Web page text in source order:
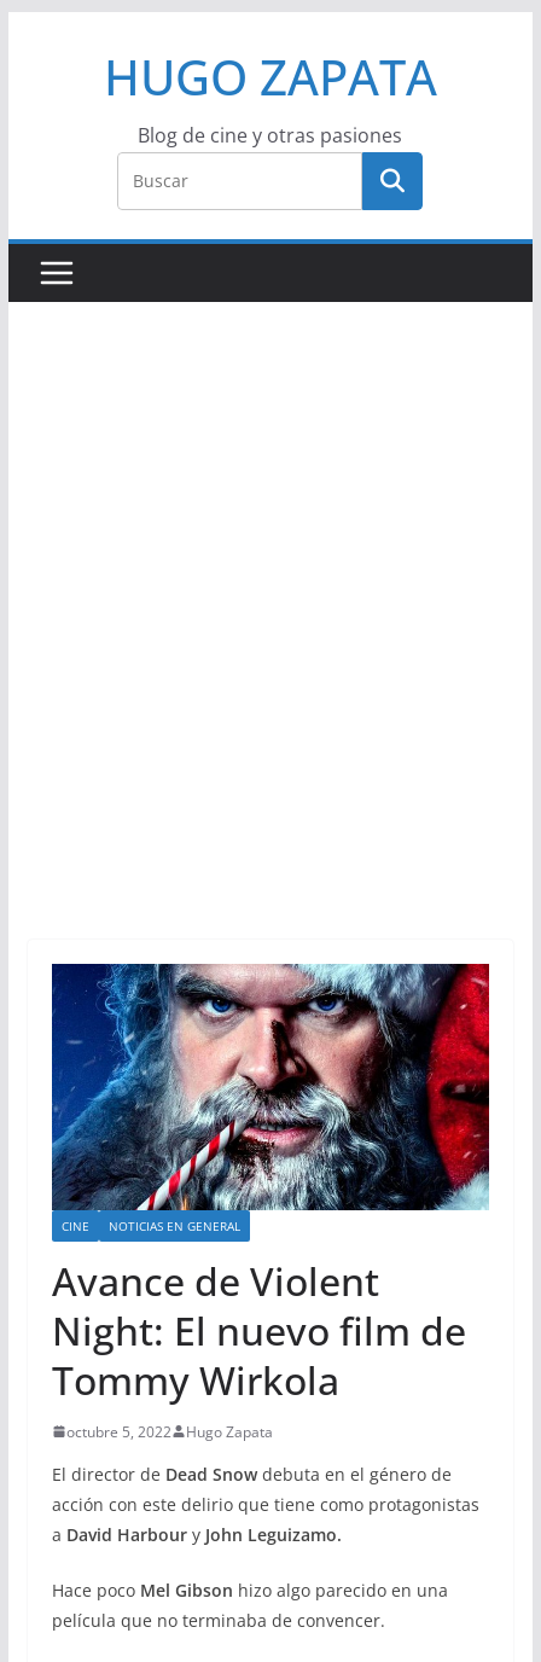
HUGO ZAPATA
Blog de cine y otras pasiones
CINE NOTICIAS EN GENERAL
Avance de Violent
Night: El nuevo film de
Tommy Wirkola
octubre 5, 2022 Hugo Zapata
El director de Dead Snowdebuta en el género de
acción con este delirio que tiene como protagonistas
a David Harboury John Leguizamo.
Hace poco Mel Gibson hizo algo parecido en una
película que no terminaba de convencer.